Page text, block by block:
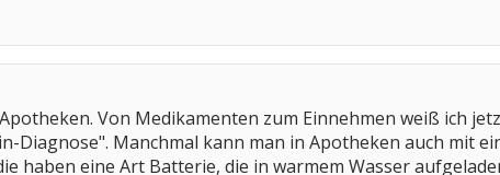
Von Medikamenten zum Einnehmen weiß ich
Diagnose". Manchmal kann man in Apotheken auch mit
haben eine Art Batterie, die in warmem Wasser